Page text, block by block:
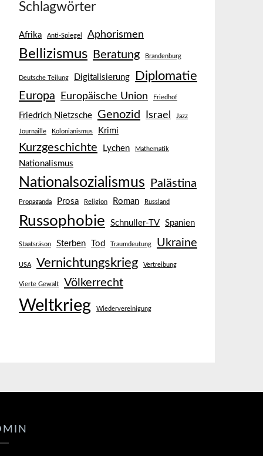
Schlagwörter
Afrika Anti-Spiegel Aphorismen
Bellizismus Beratung Brandenburg
Deutsche Teilung Digitalisierung Diplomatie
Europa Europäische Union Friedhof
Friedrich Nietzsche Genozid Israel Jazz
Journaille Kolonianismus Krimi
Kurzgeschichte Lychen Mathematik
Nationalismus
Nationalsozialismus Palästina
Propaganda Prosa Religion Roman Russland
Russophobie Schnuller-TV Spanien
Staatsräson Sterben Tod Traumdeutung Ukraine
USA Vernichtungskrieg Vertreibung
Vierte Gewalt Völkerrecht
Weltkrieg Wiedervereinigung